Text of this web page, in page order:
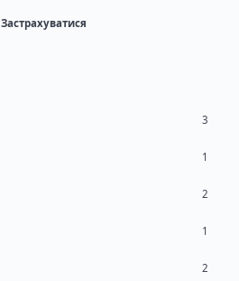
Застрахуватися
3
1
2
1
2